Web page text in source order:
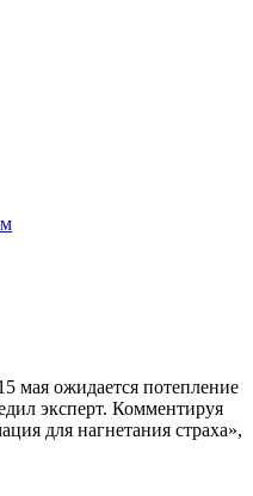
мая ожидается потепление
эксперт. Комментируя
для нагнетания страха»,